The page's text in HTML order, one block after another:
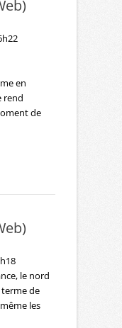
en
rend
de
le nord
de
les